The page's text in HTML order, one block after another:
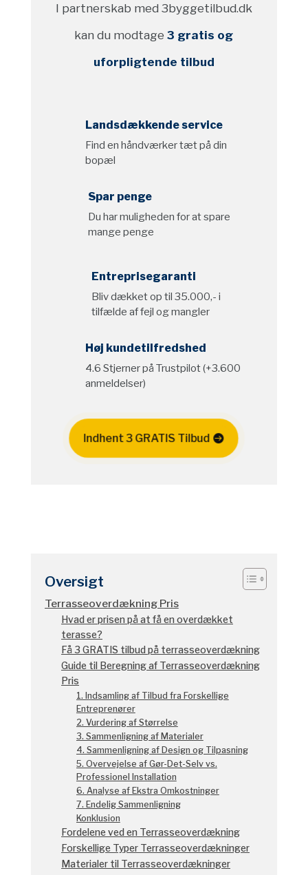
I partnerskab med 3byggetilbud.dk
kan du modtage3 gratis og
uforpligtende tilbud
Landsdækkende service
Find en håndværker tæt på din
bopæl
Spar penge
Du har muligheden for at spare
mange penge
Entreprisegaranti
Bliv dækket op til 35.000,- i
tilfælde af fejl og mangler
Høj kundetilfredshed
4.6 Stjerner på Trustpilot (+3.600
anmeldelser)
Indhent 3 GRATIS Tilbud
Oversigt
Terrasseoverdækning Pris
Hvad er prisen på at få en overdækket
terasse?
Få 3 GRATIS tilbud på terrasseoverdækning
Guide til Beregning af Terrasseoverdækning
Pris
1. Indsamling af Tilbud fra Forskellige
Entreprenører
2. Vurdering af Størrelse
3. Sammenligning af Materialer
4. Sammenligning af Design og Tilpasning
5. Overvejelse af Gør-Det-Selv vs.
Professionel Installation
6. Analyse af Ekstra Omkostninger
7. Endelig Sammenligning
Konklusion
Fordelene ved en Terrasseoverdækning
Forskellige Typer Terrasseoverdækninger
Materialer til Terrasseoverdækninger